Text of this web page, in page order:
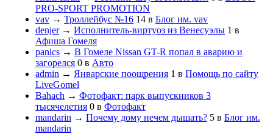
PRO-SPORT PROMOTION
vav → Троллейбус №16 14 в Блог им. vav
denjer→ Исполнитель-виртуоз из Венесуэлы 1 в
Афиша Гомеля
panics → В Гомеле Nissan GT-R попал в аварию и
загорелся 0 в Авто
admin → Январские поощрения 1 в Помощь по сайту
LiveGomel
Bahach → Фотофакт: парк выпускников 3
тысячелетия 0 в Фотофакт
mandarin → Почему дому нечем дышать? 5 в Блог им.
mandarin